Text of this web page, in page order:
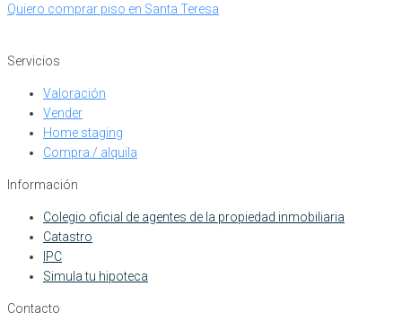
Quiero comprar piso en Santa Teresa
Servicios
Valoración
Vender
Home staging
Compra / alquila
Información
Colegio oficial de agentes de la propiedad inmobiliaria
Catastro
IPC
Simula tu hipoteca
Contacto